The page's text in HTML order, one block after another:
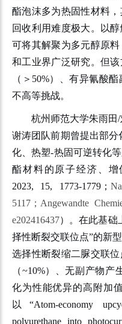
酯泡沫多为热固性材料
回收利用难度极大。以
可将其解聚为多元醇原
和工业界广泛研究。但
（＞50%）、有异氰酸
不高等挑战。
杭州师范大学朱雨田
谢涛团队前期曾提出部
化、热塑-热固可逆转化
酯材料的原子经济、增
2023, 15, 1773-1779；
5117；Angewandte
e202416437）。在此基础
择性断裂交联位点”的新
选择性断裂缩二脲交联
（~10%）、无副产物
化为性能优异的高附加
以“Atom-economy
polyurethane into